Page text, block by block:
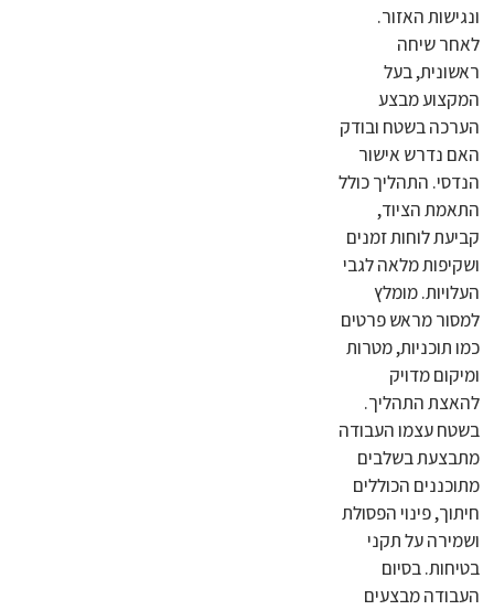
ונגישות האזור.
לאחר שיחה
ראשונית, בעל
המקצוע מבצע
הערכה בשטח ובודק
האם נדרש אישור
הנדסי. התהליך כולל
התאמת הציוד,
קביעת לוחות זמנים
ושקיפות מלאה לגבי
העלויות. מומלץ
למסור מראש פרטים
כמו תוכניות, מטרות
ומיקום מדויק
להאצת התהליך.
בשטח עצמו העבודה
מתבצעת בשלבים
מתוכננים הכוללים
חיתוך, פינוי הפסולת
ושמירה על תקני
בטיחות. בסיום
העבודה מבצעים